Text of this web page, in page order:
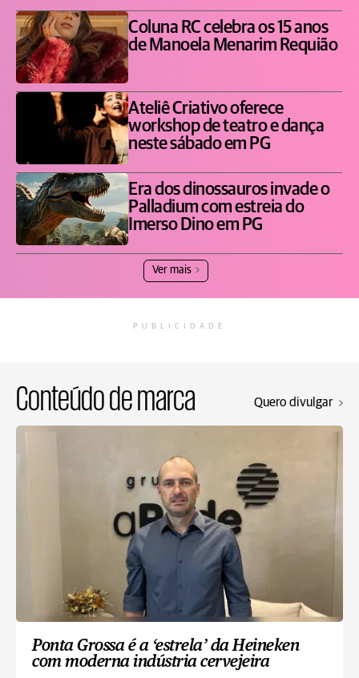
Coluna RC celebra os 15 anos
de Manoela Menarim Requião
Ateliê Criativo oferece
workshop de teatro e dança
neste sábado em PG
Era dos dinossauros invade o
Palladium com estreia do
Imerso Dino em PG
Ver mais
PUBLICIDADE
Conteúdo de marca Quero divulgar
Ponta Grossa é a ‘estrela’ da Heineken
com moderna indústria cervejeira